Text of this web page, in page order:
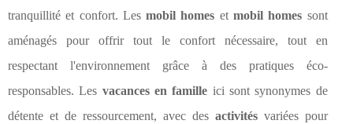
tranquillité et confort. Lesmobil homes etmobil homes sont
aménagés pour offrir tout le confort nécessaire, tout en
respectant l'environnement grâce à des pratiques éco-
responsables. Les vacances en famille ici sont synonymes de
détente et de ressourcement, avec des activitésvariées pour